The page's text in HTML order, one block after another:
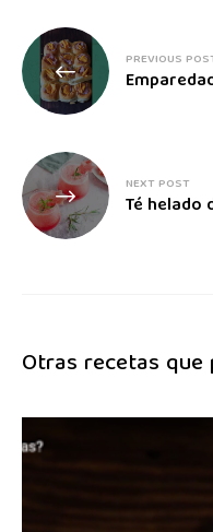
PREVIOUS
NEXT POST
Té helado
Otras recetas